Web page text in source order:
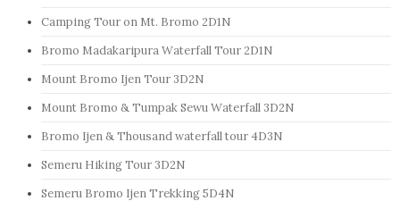
Camping Tour on Mt. Bromo 2D1N
Bromo Madakaripura Waterfall Tour 2D1N
Mount Bromo Ijen Tour 3D2N
Mount Bromo & Tumpak Sewu Waterfall 3D2N
Bromo Ijen & Thousand waterfall tour 4D3N
Semeru Hiking Tour 3D2N
Semeru Bromo Ijen Trekking 5D4N